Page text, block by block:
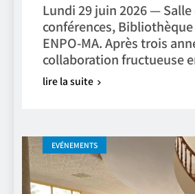
Lundi 29 juin 2026 — Salle
conférences,
ENPO-MA. Après trois
collaboration fructueuse
lire la suite
EVÉNEMENTS